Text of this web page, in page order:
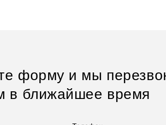
форму и мы
в ближайшее время